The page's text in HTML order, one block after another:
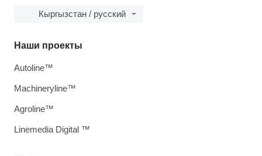
Кыргызстан / русский
Наши проекты
Autoline™
Machineryline™
Agroline™
Linemedia Digital ™